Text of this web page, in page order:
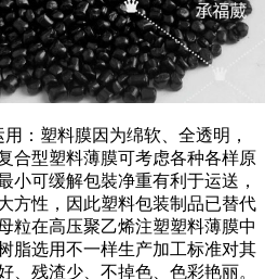
：塑料膜因为绵软、全透明，
合型塑料薄膜可考虑各种各样原
小可缓解包裝净重有利于运送，
方性，因此塑料包装制品已替代
粒在高压聚乙烯注塑塑料薄膜中
脂选用不一样生产加工标准对其
、残渣少、不掉色、色彩艳丽。